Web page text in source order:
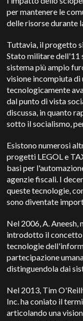
per mantenere le
delle risorse durante
Tuttavia, il progetto
Stato militare dell'11
sistema più ampio
visione incompiuta di
tecnologicamente
dal punto di vista
discussa, in quanto
sotto il socialismo,
Esistono numerosi
progetti LEGOL e
basi per
agenzie fiscali. I
queste tecnologie,
sono diventate
Nel 2006, A. Aneesh,
introdotto il concetto
tecnologie
partecipazione
distinguendola dai
Nel 2013, Tim
Inc. ha coniato il
articolando una